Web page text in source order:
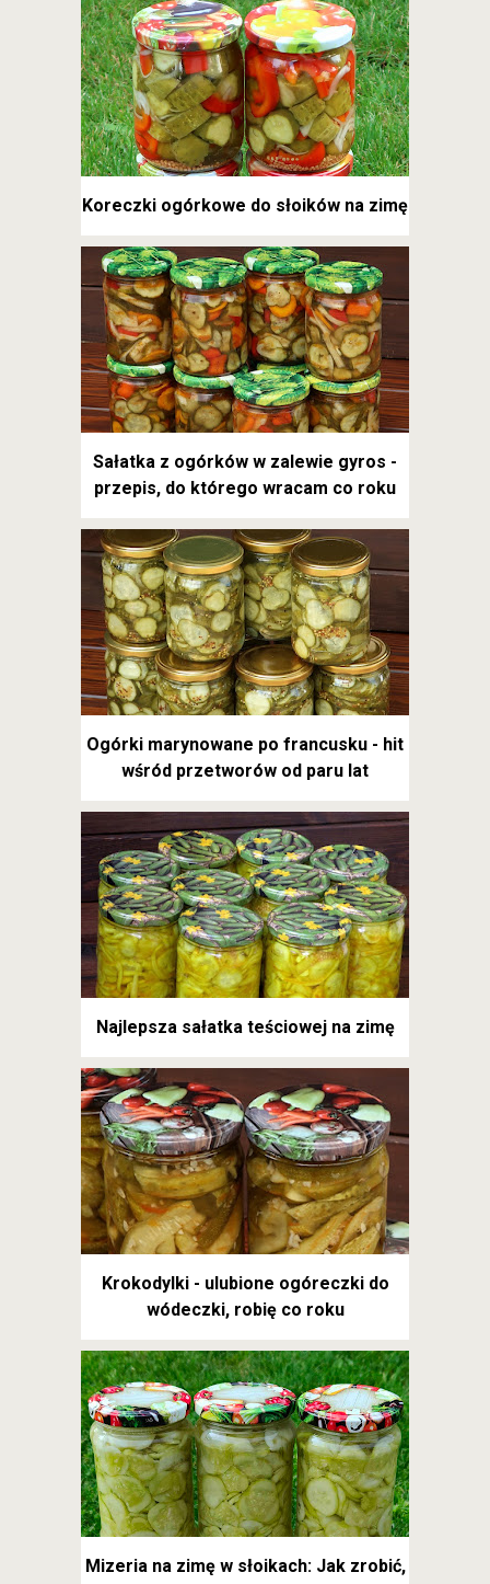
Koreczki ogórkowe do słoików na zimę
Sałatka z ogórków w zalewie gyros -
przepis, do którego wracam co roku
Ogórki marynowane po francusku - hit
wśród przetworów od paru lat
Najlepsza sałatka teściowej na zimę
Krokodylki - ulubione ogóreczki do
wódeczki, robię co roku
Mizeria na zimę w słoikach: Jak zrobić,